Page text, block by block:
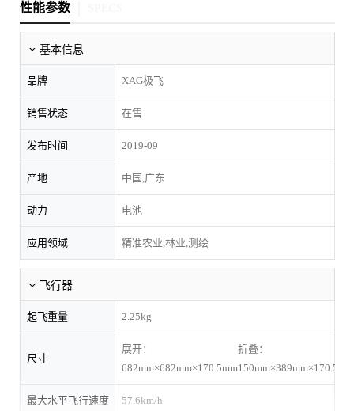
性能参数
基本信息
品牌 XAG极飞
销售状态 在售
发布时间 2019-09
产地 中国,广东
动力 电池
应用领域 精准农业,林业,测绘
飞行器
起飞重量 2.25kg
尺寸
展开：
682mm×682mm×170.5mm
折叠：
150mm×389mm×170.5mm
最大水平飞行速度 57.6km/h